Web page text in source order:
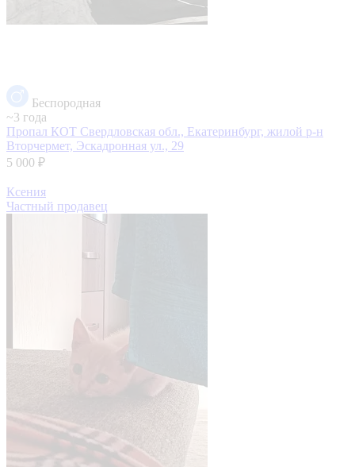
Беспородная
~3 года
Пропал КОТ Свердловская обл., Екатеринбург, жилой р-н
Вторчермет, Эскадронная ул., 29
5 000 ₽
Ксения
Частный продавец